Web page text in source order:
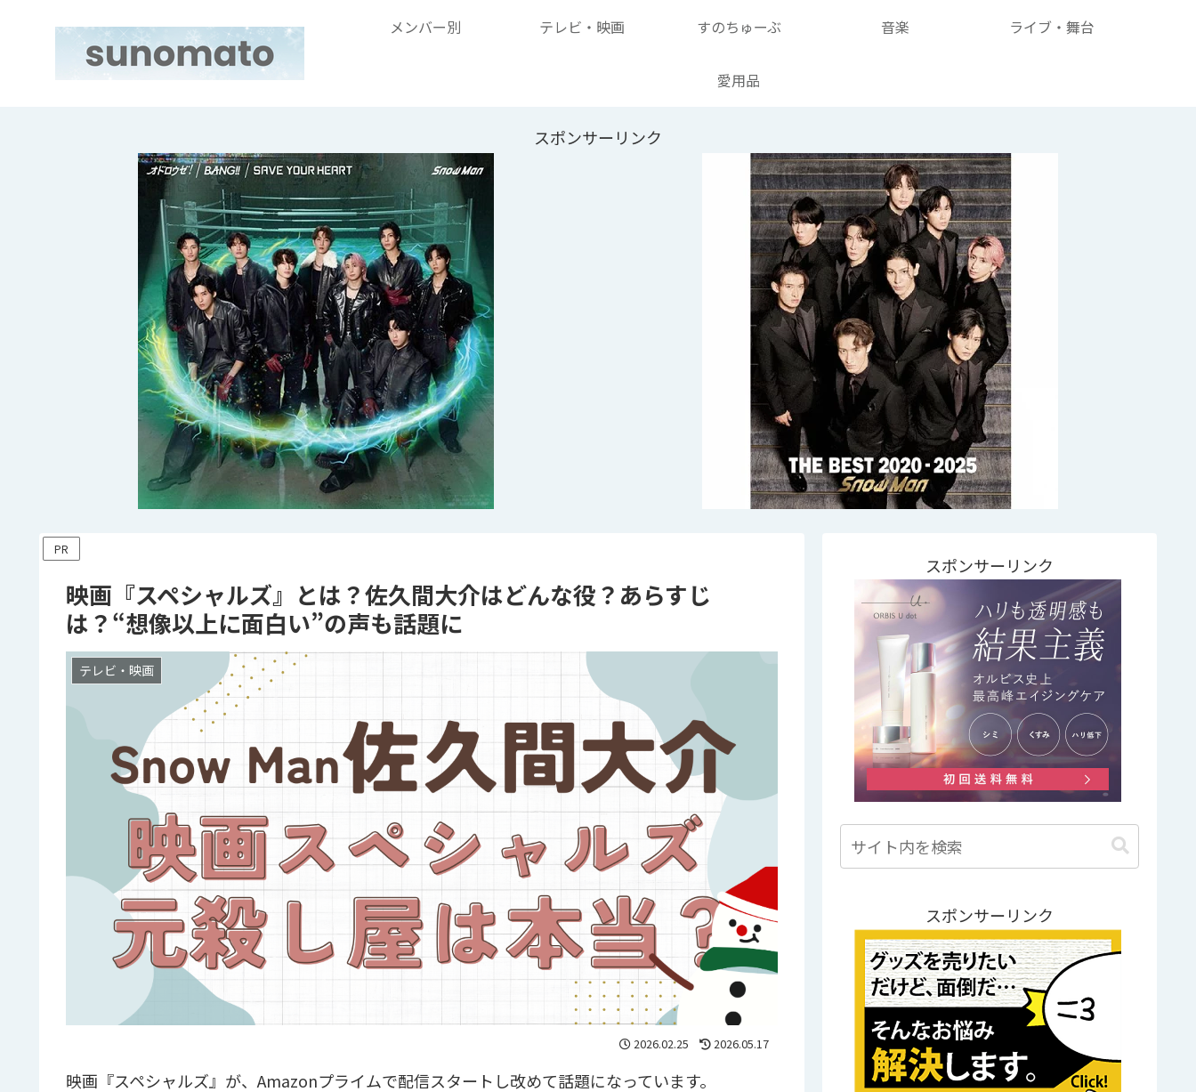
メンバー別 テレビ・映画 すのちゅーぶ 音楽 ライブ・舞台
愛用品
スポンサーリンク
PR
映画『スペシャルズ』とは？佐久間大介はどんな役？あらすじ
は？“想像以上に面白い”の声も話題に
テレビ・映画
2026.02.25 2026.05.17
映画『スペシャルズ』が、Amazonプライムで配信スタートし改めて話題になっています。
スポンサーリンク
スポンサーリンク